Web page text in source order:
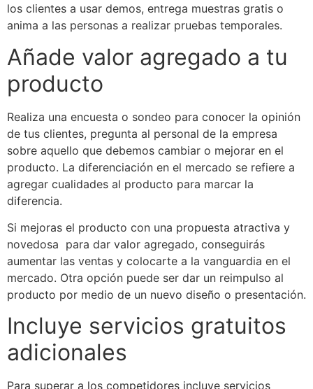
los clientes a usar demos, entrega muestras gratis o
anima a las personas a realizar pruebas temporales.
Añade valor agregado a tu
producto
Realiza una encuesta o sondeo para conocer la opinión
de tus clientes, pregunta al personal de la empresa
sobre aquello que debemos cambiar o mejorar en el
producto. La diferenciación en el mercado se refiere a
agregar cualidades al producto para marcar la
diferencia.
Si mejoras el producto con una propuesta atractiva y
novedosa para dar valor agregado, conseguirás
aumentar las ventas y colocarte a la vanguardia en el
mercado. Otra opción puede ser dar un reimpulso al
producto por medio de un nuevo diseño o presentación.
Incluye servicios gratuitos
adicionales
Para superar a los competidores incluye servicios